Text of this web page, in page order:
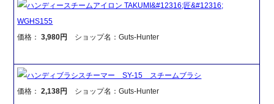
ハンディースチームアイロン TAKUMI&#12316;匠&#12316;
WGHS155
価格：3,980円 ショップ名：Guts-Hunter
ハンディブラシスチーマー SY-15 スチームブラシ
価格：2,138円 ショップ名：Guts-Hunter